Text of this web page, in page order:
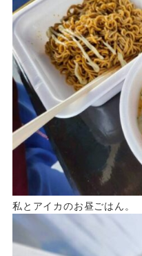
私とアイカのお昼ごはん。